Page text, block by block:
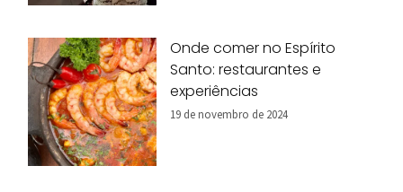
Onde comer no Espírito
Santo: restaurantes e
experiências
19 de novembro de 2024